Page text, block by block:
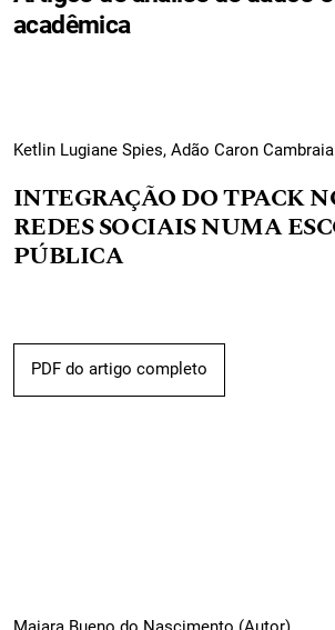
acadêmica
Ketlin Lugiane Spies, Adão Caron
INTEGRAÇÃO DO TPACK
REDES SOCIAIS NUMA
PÚBLICA
PDF do artigo completo